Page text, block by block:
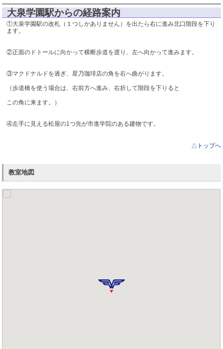
日本大学 2名
武蔵野美術大学
多摩美術大学
大泉学園駅からの経路案内
①大泉学園駅の改札（１つしかありません）を出たら右に進み北口階段を下り
ます。
②正面のドトールに向かって横断歩道を渡り、左へ向かって進みます。
③マクドナルドを過ぎ、星乃珈琲店の角を右へ曲がります。
（歩道橋を使う場合は、右前方へ進み、右折して階段を下りると
この角に来ます。）
④左手に見える松屋の1つ先が市進学院のある建物です。
△トップへ
教室地図